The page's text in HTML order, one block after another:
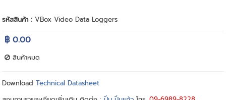
รหัสสินค้า :VBox Video Data Loggers
฿ 0.00
สินค้าหมด
DownloadTechnical Datasheet